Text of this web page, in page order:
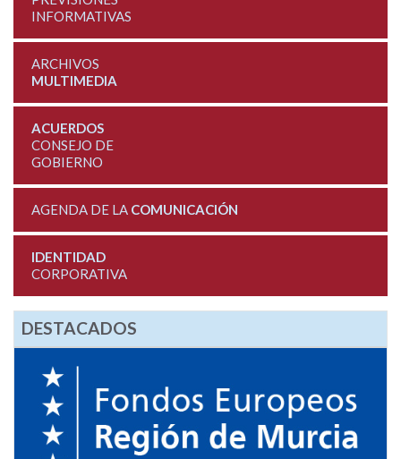
INFORMATIVAS
ARCHIVOS
MULTIMEDIA
ACUERDOS
CONSEJO DE
GOBIERNO
AGENDA DE LA COMUNICACIÓN
IDENTIDAD
CORPORATIVA
DESTACADOS